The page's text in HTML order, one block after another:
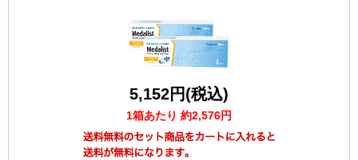
5,152円(税込)
1箱あたり 約2,576円